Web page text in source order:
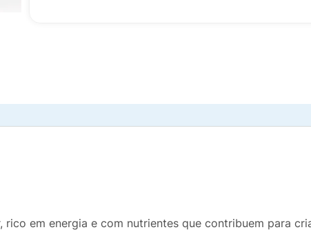
em energia e com nutrientes que contribuem para